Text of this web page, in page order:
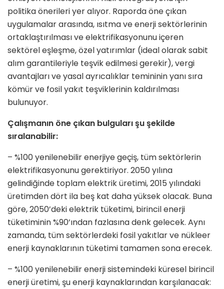
politika önerileri yer alıyor. Raporda öne çıkan
uygulamalar arasında, ısıtma ve enerji sektörlerinin
ortaklaştırılması ve elektrifikasyonunu içeren
sektörel eşleşme, özel yatırımlar (ideal olarak sabit
alım garantileriyle teşvik edilmesi gerekir), vergi
avantajları ve yasal ayrıcalıklar temininin yanı sıra
kömür ve fosil yakıt teşviklerinin kaldırılması
bulunuyor.
Çalışmanın öne çıkan bulguları şu şekilde
sıralanabilir:
– %100 yenilenebilir enerjiye geçiş, tüm sektörlerin
elektrifikasyonunu gerektiriyor. 2050 yılına
gelindiğinde toplam elektrik üretimi, 2015 yılındaki
üretimden dört ila beş kat daha yüksek olacak. Buna
göre, 2050’deki elektrik tüketimi, birincil enerji
tüketiminin %90’ından fazlasına denk gelecek. Aynı
zamanda, tüm sektörlerdeki fosil yakıtlar ve nükleer
enerji kaynaklarının tüketimi tamamen sona erecek.
– %100 yenilenebilir enerji sistemindeki küresel birincil
enerji üretimi, şu enerji kaynaklarından karşılanacak: